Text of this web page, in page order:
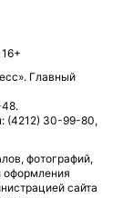
Главный
(4212) 30-99-80,
фотографий,
оформления
сайта